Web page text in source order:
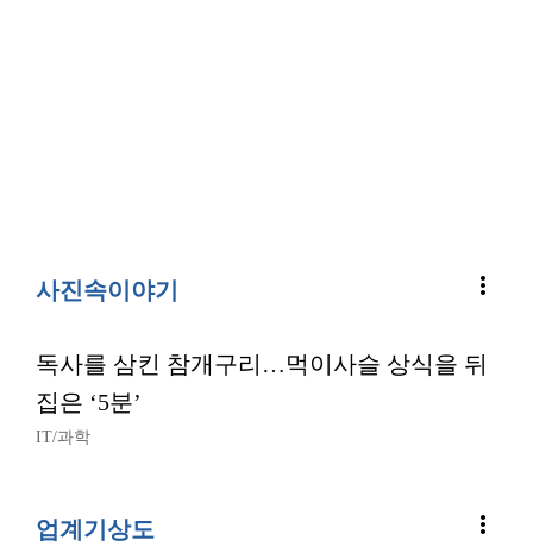
사진속이야기 more_vert
독사를 삼킨 참개구리…먹이사슬 상식을 뒤
집은 ‘5분’
IT/과학
업계기상도 more_vert